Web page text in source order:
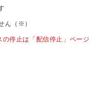
ん（※）
停止は「配信停止」ページ